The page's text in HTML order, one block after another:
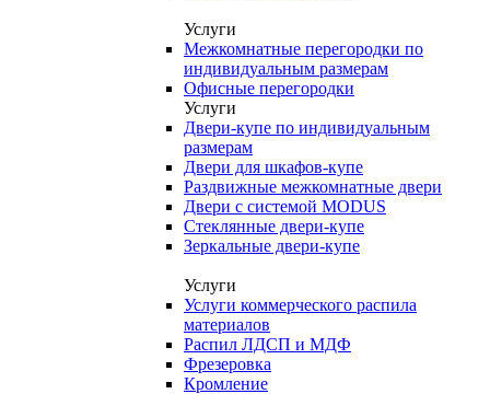
Услуги
Межкомнатные перегородки по
индивидуальным размерам
Офисные перегородки
Услуги
Двери-купе по индивидуальным
размерам
Двери для шкафов-купе
Раздвижные межкомнатные двери
Двери с системой MODUS
Стеклянные двери-купе
Зеркальные двери-купе
Услуги
Услуги коммерческого распила
материалов
Распил ЛДСП и МДФ
Фрезеровка
Кромление